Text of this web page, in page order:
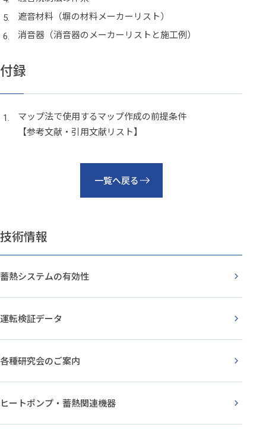
遮音材料（塀の材料メーカーリスト）
消音器（消音器のメーカーリストと施工例）
付録
マップ法で使用するマップ作成の前提条件
【参考文献・引用文献リスト】
一覧へ戻る
技術情報
蓄熱システムの有効性
運転検証データ
各種研究会のご案内
ヒートポンプ・蓄熱関連機器